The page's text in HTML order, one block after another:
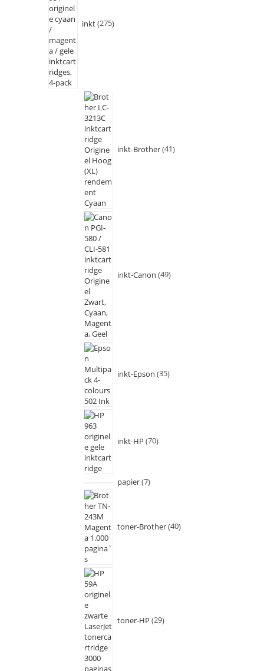
inkt 275
inkt-Brother 41
inkt-Canon 49
inkt-Epson 35
inkt-HP 70
papier 7
toner-Brother 40
toner-HP 29